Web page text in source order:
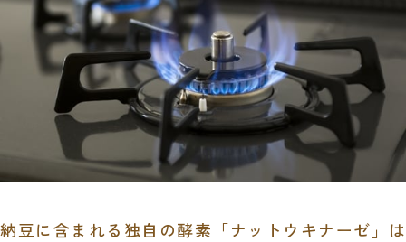
納豆に含まれる独自の酵素「ナットウキナーゼ」は